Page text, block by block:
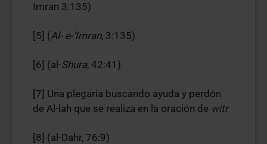
Imran 3:135)
[5] (Al- e-‘Imran, 3:135)
[6] (al-Shura, 42:41)
[7] Una plegaria buscando ayuda y perdón
de Al-lah que se realiza en la oración de witr
[8] (al-Dahr, 76:9)